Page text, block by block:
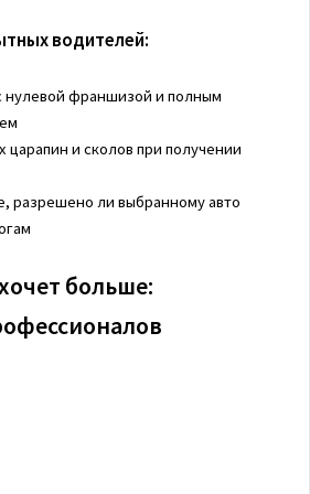
водителей:
нулевой франшизой и полным
царапин и сколов при получении
разрешено ли выбранному авто
больше: